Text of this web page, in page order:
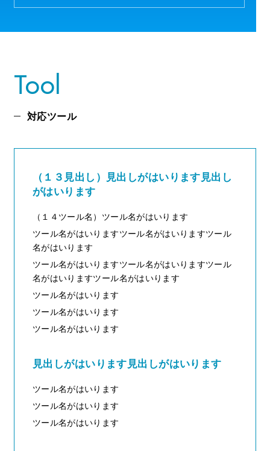
Tool
対応ツール
（１３見出し）見出しがはいります見出し
がはいります
（１４ツール名）ツール名がはいります
ツール名がはいりますツール名がはいりますツール
名がはいります
ツール名がはいりますツール名がはいりますツール
名がはいりますツール名がはいります
ツール名がはいります
ツール名がはいります
ツール名がはいります
見出しがはいります見出しがはいります
ツール名がはいります
ツール名がはいります
ツール名がはいります